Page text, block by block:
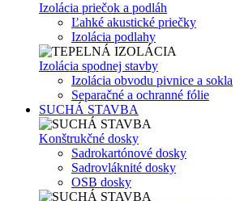
Izolácia priečok a podláh
Ľahké akustické priečky
Izolácia podlahy
Izolácia spodnej stavby
Izolácia obvodu pivnice a sokla
Separačné a ochranné fólie
SUCHÁ STAVBA
Konštrukčné dosky
Sadrokartónové dosky
Sadrovláknité dosky
OSB dosky